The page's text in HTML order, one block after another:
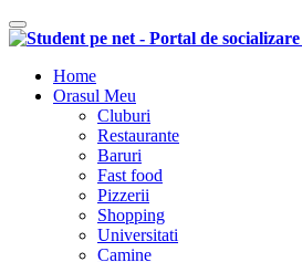
Comutare navigare
Home
Orasul Meu
Cluburi
Restaurante
Baruri
Fast food
Pizzerii
Shopping
Universitati
Camine